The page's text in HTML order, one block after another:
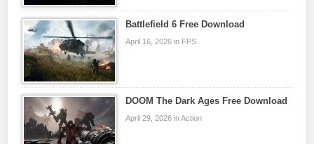
Battlefield 6 Free Download
April 16, 2026 in FPS
DOOM The Dark Ages Free Download
April 29, 2026 in Action